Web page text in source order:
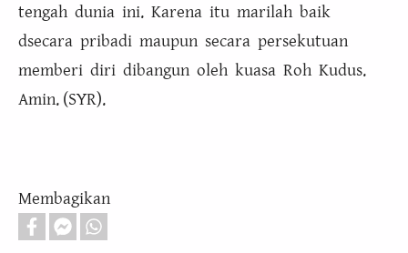
tengah dunia ini. Karena itu marilah baik
dsecara pribadi maupun secara persekutuan
memberi diri dibangun oleh kuasa Roh Kudus.
Amin. (SYR).
Membagikan